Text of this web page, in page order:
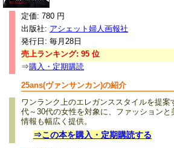
定価: 780 円
出版社: アシェット婦人画報社
発行日: 毎月28日
売上ランキング: 95 位
⇒購入・定期購読
25ans(ヴァンサンカン)の紹介
ワンランク上のエレガンススタイルを提
代～30代の女性を対象に、ファッション
情報も幅広く提供。
⇒この本を購入・定期購読する